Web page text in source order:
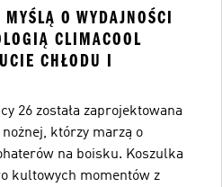
O WYDAJNOŚCI
CLIMACOOL
CHŁODU I
26 została zaprojektowana
którzy marzą o
na boisku. Koszulka
kultowych momentów z